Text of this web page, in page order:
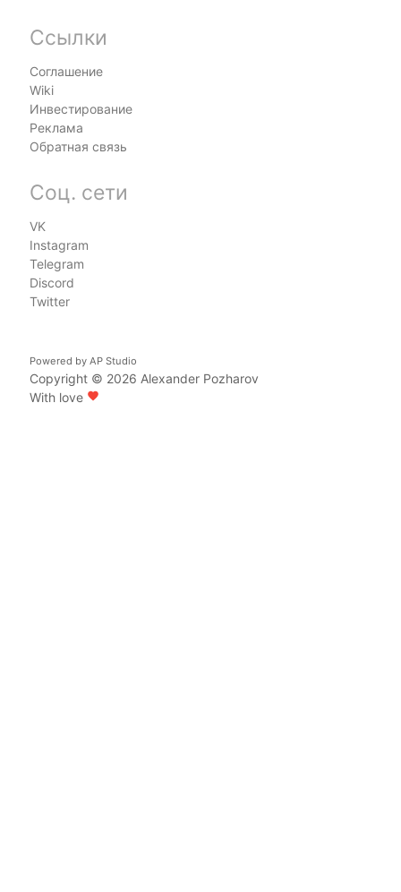
Ссылки
Соглашение
Wiki
Инвестирование
Реклама
Обратная связь
Соц. сети
VK
Instagram
Telegram
Discord
Twitter
Powered by AP Studio
Copyright © 2026 Alexander Pozharov
With love favorite